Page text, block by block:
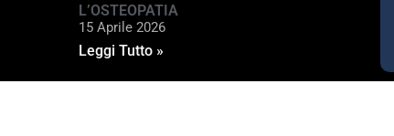
L’OSTEOPATIA
15 Aprile 2026
Leggi Tutto »